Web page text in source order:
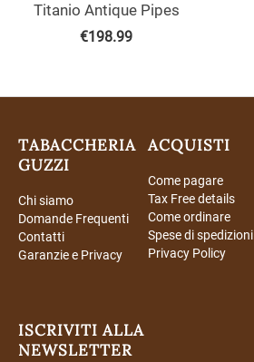
Titanio Antique Pipes
€198.99
TABACCHERIA
GUZZI
Chi siamo
Domande Frequenti
Contatti
Garanzie e Privacy
ACQUISTI
Come pagare
Tax Free details
Come ordinare
Spese di spedizioni
Privacy Policy
ISCRIVITI ALLA
NEWSLETTER